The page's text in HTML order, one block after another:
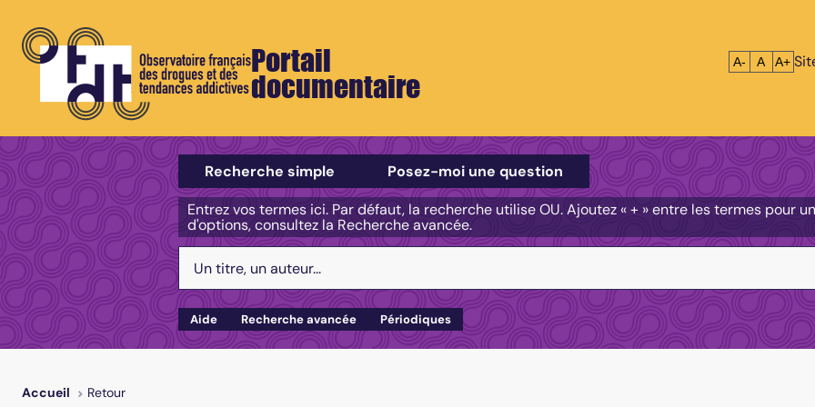
Portail
documentaire
Réduire le
A- A A+
Sélectionner un type de recherche
Recherche simple
Posez-moi une question
Entrez vos termes ici. Par défaut, la recherche utilise OU. Ajoutez « + » entre les termes pour
d'options, consultez la Recherche avancée.
Aide Recherche avancée Périodiques
Accueil Retour